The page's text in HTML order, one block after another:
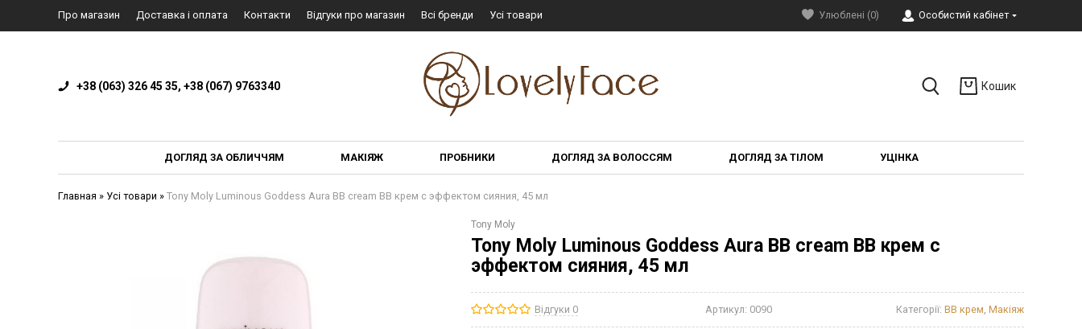
Про магазин Доставка і оплата Контакти Відгуки про магазин Всі бренди Усі товари Улюблені (0) Особистий кабінет
+38 (063) 326 45 35, +38 (067) 9763340 Кошик
ДОГЛЯД ЗА ОБЛИЧЧЯМ МАКІЯЖ ПРОБНИКИ ДОГЛЯД ЗА ВОЛОССЯМ ДОГЛЯД ЗА ТІЛОМ УЦІНКА
Главная » Усі товари » Tony Moly Luminous Goddess Aura BB cream BB крем с эффектом сияния, 45 мл
Tony Moly
Tony Moly Luminous Goddess Aura BB cream BB крем с
эффектом сияния, 45 мл
Відгуки 0 Артикул: 0090 Категорії: BB крем Макіяж